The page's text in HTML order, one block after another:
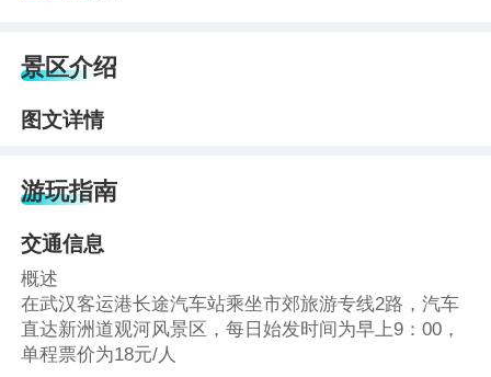
景区介绍
图文详情
游玩指南
交通信息
概述
在武汉客运港长途汽车站乘坐市郊旅游专线2路，汽车
直达新洲道观河风景区，每日始发时间为早上9：00，
单程票价为18元/人